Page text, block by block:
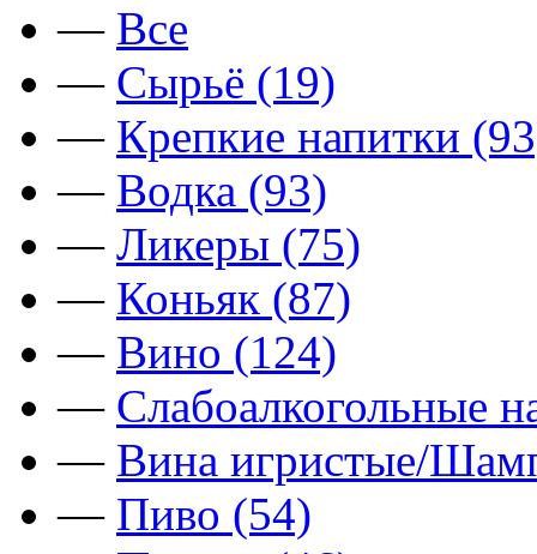
— Все
— Сырьё (19)
— Крепкие напитки
— Водка (93)
— Ликеры (75)
— Коньяк (87)
— Вино (124)
— Слабоалкогольные
— Вина игристые/
— Пиво (54)